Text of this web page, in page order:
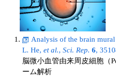
実験ガイド
リアルタイムPCR実験ガイド
遺伝子検査ガイド（食品・水
NGSポータルサイト
Analysis of the brain
L. He, et al., Sci. Rep. 6,
脳微小血管由来周皮細胞（
ーム解析